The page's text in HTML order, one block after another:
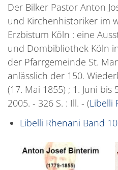
Der Bilker Pastor Anton
und Kirchenhistoriker im
Erzbistum Köln : eine
und Dombibliothek Köln
der Pfarrgemeinde St.
anlässlich der 150.
(17. Mai 1855) ; 1. Juni bis
2005. - 326 S. : Ill. - (Libelli
Libelli Rhenani Band 10